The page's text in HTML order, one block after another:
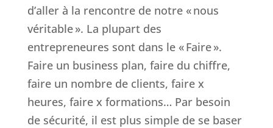
d’aller à la rencontre de notre « nous
véritable ». La plupart des
entrepreneures sont dans le « Faire ».
Faire un business plan, faire du chiffre,
faire un nombre de clients, faire x
heures, faire x formations… Par besoin
de sécurité, il est plus simple de se baser